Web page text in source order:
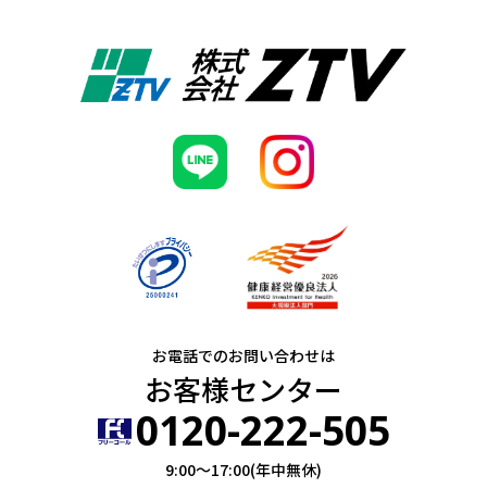
お電話でのお問い合わせは
お客様センター
0120-222-505
9:00～17:00(年中無休)